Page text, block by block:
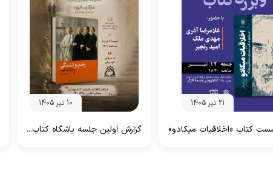
21 تیر 1405
کتاب «اخلاقیات میکادو»
10 تیر 1405
گزارش اولین جلسه باشگاه کتاب...